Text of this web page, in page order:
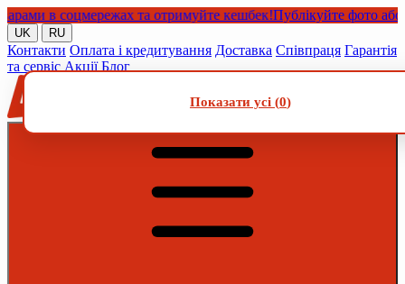
в соцмережах та отримуйте кешбек!Публікуйте фото або
UK RU
Контакти Оплата і кредитування Доставка Співпраця Гарантія
та сервіс Акції Блог
Показати усі (0)